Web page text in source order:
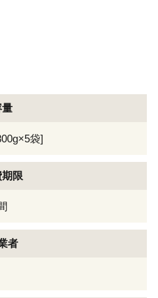
量
袋]
限
者